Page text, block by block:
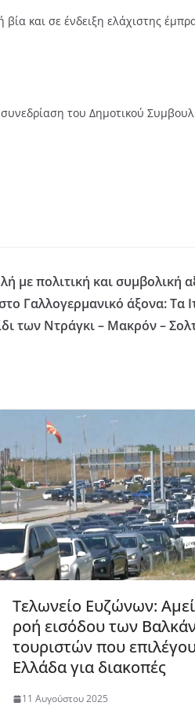
και σε ένδειξη ελάχιστης
του Δημοτικού
με πολιτική και συμβολική
Γαλλογερμανικό άξονα: Τα
των Ντράγκι – Μακρόν –
Τελωνείο Ευζώνων:
ροή εισόδου των
τουριστών που
Ελλάδα για διακοπές
11 Αυγούστου 2025